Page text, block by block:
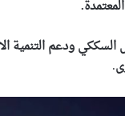
ودعم التنمية
.